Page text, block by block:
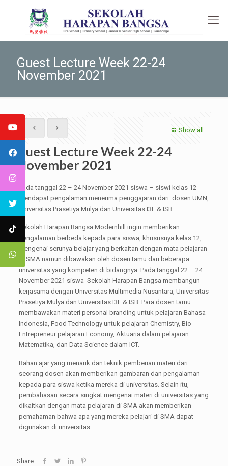
Guest Lecture Week 22-24
November 2021
Show all
Guest Lecture Week 22-24
November 2021
Pada tanggal 22 – 24 November 2021 siswa – siswi kelas 12
mendapat pengalaman menerima penggajaran dari dosen UMN,
Universitas Prasetiya Mulya dan Universitas I3L & ISB.
Sekolah Harapan Bangsa Modernhill ingin memberikan
pengalaman berbeda kepada para siswa, khususnya kelas 12,
mengenai serunya belajar yang berkaitan dengan mata pelajaran
di SMA namun dibawakan oleh dosen tamu dari beberapa
universitas yang kompeten di bidangnya. Pada tanggal 22 – 24
November 2021 siswa Sekolah Harapan Bangsa membangun
kerjasama dengan Universitas Multimedia Nusantara, Universitas
Prasetiya Mulya dan Universitas I3L & ISB. Para dosen tamu
membawakan materi personal branding untuk pelajaran Bahasa
Indonesia, Food Technology untuk pelajaran Chemistry, Bio-
Entrepreneur pelajaran Economy, Aktuaria dalam pelajaran
Matematika, dan Data Science dalam ICT.
Bahan ajar yang menarik dan teknik pemberian materi dari
seorang dosen akan memberikan gambaran dan pengalaman
kepada para siswa ketika mereka di universitas. Selain itu,
pembahasan secara singkat mengenai materi di universitas yang
dikaitkan dengan mata pelajaran di SMA akan memberikan
pemahaman bahwa apa yang mereka pelajari di SMA dapat
digunakan di universitas.
Share